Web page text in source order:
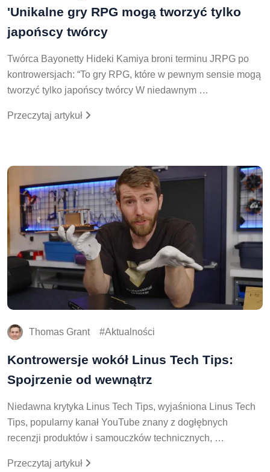
'Unikalne gry RPG mogą tworzyć tylko
japońscy twórcy
Twórca Bayonetty Hideki Kamiya broni terminu JRPG po
kontrowersjach: “To gry RPG, które w pewnym sensie mogą
tworzyć tylko japońscy twórcy W niedawnym …
Przeczytaj artykuł
Thomas Grant Aktualności
Kontrowersje wokół Linus Tech Tips:
Spojrzenie od wewnątrz
Niedawna krytyka Linus Tech Tips, wyjaśniona Linus Tech
Tips, popularny kanał YouTube znany z dogłębnych
recenzji produktów i samouczków technicznych, …
Przeczytaj artykuł